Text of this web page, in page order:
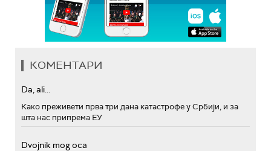
КОМЕНТАРИ
Da, ali...
Како преживети прва три дана катастрофе у Србији, и за
шта нас припрема ЕУ
Dvojnik mog oca